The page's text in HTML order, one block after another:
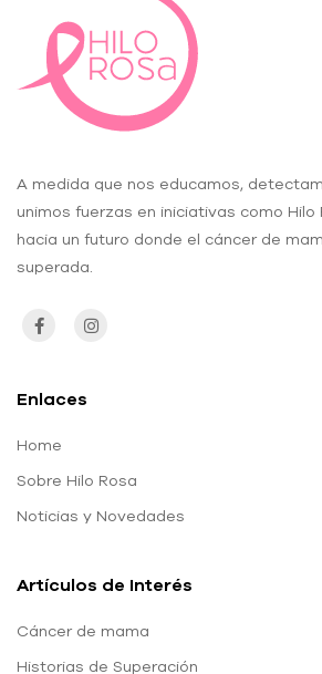
A medida que nos educamos,
unimos fuerzas en iniciativas como Hilo
hacia un futuro donde el cáncer de
superada.
Enlaces
Home
Sobre Hilo Rosa
Noticias y Novedades
Artículos de Interés
Cáncer de mama
Historias de Superación